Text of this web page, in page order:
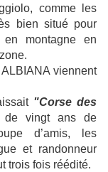
comme les
bien situé pour
en montagne en
viennent
"Corse des
de vingt ans de
d’amis, les
et randonneur
trois fois réédité.